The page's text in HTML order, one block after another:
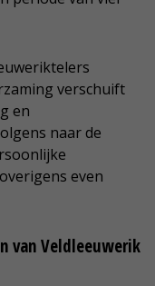
verschuift
en
naar de
even
van Veldleeuwerik